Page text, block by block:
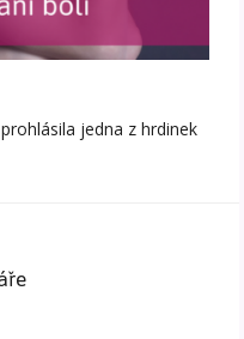
jedna z hrdinek